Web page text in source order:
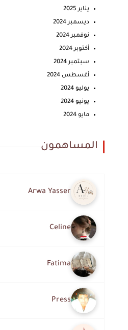
يناير 2025
ديسمبر 2024
نوفمبر 2024
أكتوبر 2024
سبتمبر 2024
أغسطس 2024
يوليو 2024
يونيو 2024
مايو 2024
المساهمون
Arwa Yasser
Celine
Fatima
Press